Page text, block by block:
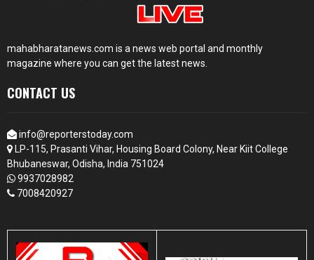
mahabharatanews.com is a news web portal and monthly
magazine where you can get the latest news.
CONTACT US
info@reporterstoday.com
LP-115, Prasanti Vihar, Housing Board Colony, Near Kiit College
Bhubaneswar, Odisha, India 751024
9937028982
7008420927